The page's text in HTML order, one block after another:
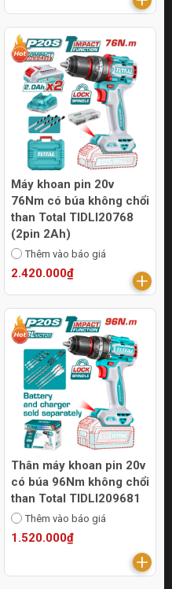
Máy khoan pin 20v
76Nm có búa không chổi
than Total TIDLI20768
(2pin 2Ah)
Thêm vào báo giá
2.420.000₫
Thân máy khoan pin 20v
có búa 96Nm không chổi
than Total TIDLI209681
Thêm vào báo giá
1.520.000₫